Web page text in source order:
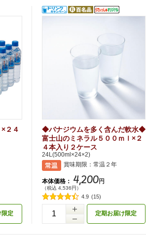
２４
限定
◆バナジウムを多く含んだ軟水◆
富士山のミネラル５００ｍｌ×２
４本入り２ケース
24L(500ml×24×2)
賞味期限：常温２年
本体価格： 4,200円
（税込 4,536円）
4.9 (15)
定期お届け限定